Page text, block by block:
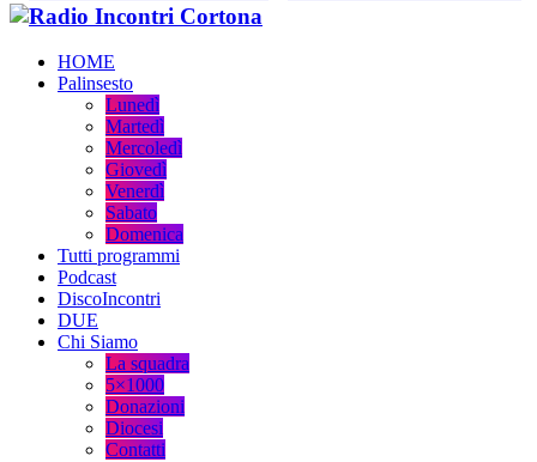
HOME
Palinsesto
Lunedì
Martedì
Mercoledì
Giovedì
Venerdì
Sabato
Domenica
Tutti programmi
Podcast
DiscoIncontri
DUE
Chi Siamo
La squadra
5×1000
Donazioni
Diocesi
Contatti